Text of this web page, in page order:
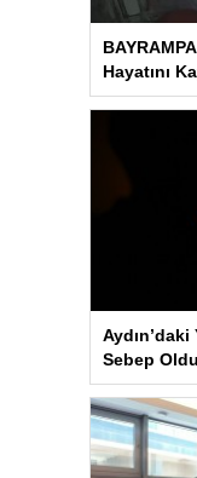
Hayatını
Sebep Oldu